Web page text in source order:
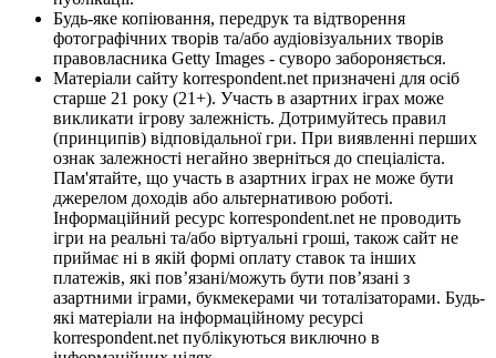
Будь-яке копіювання, передрук та відтворення
фотографічних творів та/або аудіовізуальних творів
правовласника Getty Images - суворо забороняється.
Матеріали сайту korrespondent.net призначені для осіб
старше 21 року (21+). Участь в азартних іграх може
викликати ігрову залежність. Дотримуйтесь правил
(принципів) відповідальної гри. При виявленні перших
ознак залежності негайно зверніться до спеціаліста.
Пам'ятайте, що участь в азартних іграх не може бути
джерелом доходів або альтернативою роботі.
Інформаційний ресурс korrespondent.net не проводить
ігри на реальні та/або віртуальні гроші, також сайт не
приймає ні в якій формі оплату ставок та інших
платежів, які пов’язані/можуть бути пов’язані з
азартними іграми, букмекерами чи тоталізаторами. Будь-
які матеріали на інформаційному ресурсі
korrespondent.net публікуються виключно в